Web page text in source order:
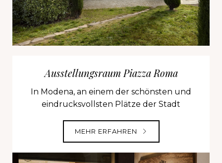
Ausstellungsraum Piazza Roma
In Modena, an einem der schönsten und
eindrucksvollsten Plätze der Stadt
MEHR ERFAHREN